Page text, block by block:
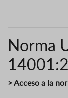
Norma
> Acceso a la